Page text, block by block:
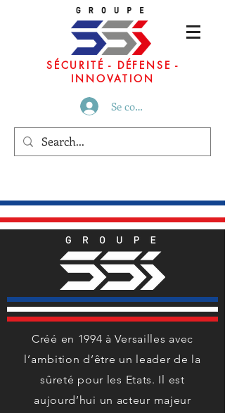
SÉCURITÉ - DÉFENSE -
INNOVATION
Se connecter
Créé en 1994 à Versailles avec
l’ambition d’être un leader de la
sûreté pour les Etats. Il est
aujourd’hui un acteur majeur